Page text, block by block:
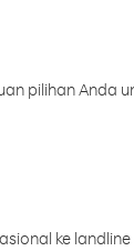
pilihan Anda
ke